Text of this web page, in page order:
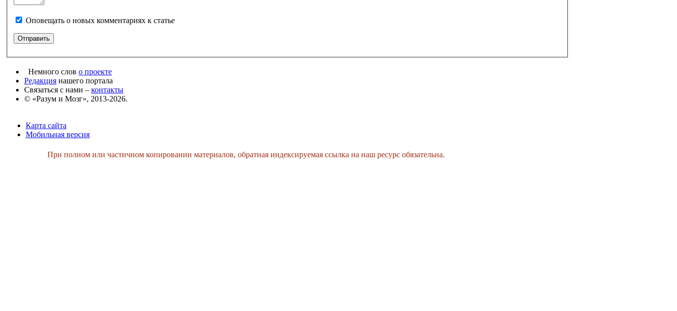
Оповещать о новых комментариях к статье
Немного слов о проекте
Редакция нашего портала
Связаться с нами – контакты
© «Разум и Мозг», 2013-2026.
Карта сайта
Мобильная версия
При полном или частичном копировании материалов, обратная индексируемая ссылка на наш ресурс обязательна.